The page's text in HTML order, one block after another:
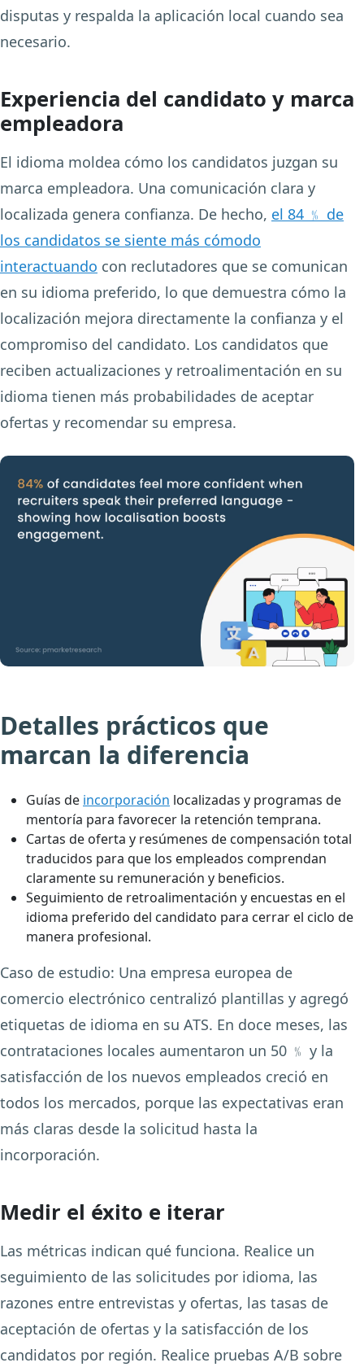
disputas y respalda la aplicación local cuando sea
necesario.
Experiencia del candidato y marca
empleadora
El idioma moldea cómo los candidatos juzgan su
marca empleadora. Una comunicación clara y
localizada genera confianza. De hecho, el 84 ﹪ de
los candidatos se siente más cómodo
interactuando con reclutadores que se comunican
en su idioma preferido, lo que demuestra cómo la
localización mejora directamente la confianza y el
compromiso del candidato. Los candidatos que
reciben actualizaciones y retroalimentación en su
idioma tienen más probabilidades de aceptar
ofertas y recomendar su empresa.
Detalles prácticos que
marcan la diferencia
Guías de incorporación localizadas y programas de
mentoría para favorecer la retención temprana.
Cartas de oferta y resúmenes de compensación total
traducidos para que los empleados comprendan
claramente su remuneración y beneficios.
Seguimiento de retroalimentación y encuestas en el
idioma preferido del candidato para cerrar el ciclo de
manera profesional.
Caso de estudio: Una empresa europea de
comercio electrónico centralizó plantillas y agregó
etiquetas de idioma en su ATS. En doce meses, las
contrataciones locales aumentaron un 50 ﹪ y la
satisfacción de los nuevos empleados creció en
todos los mercados, porque las expectativas eran
más claras desde la solicitud hasta la
incorporación.
Medir el éxito e iterar
Las métricas indican qué funciona. Realice un
seguimiento de las solicitudes por idioma, las
razones entre entrevistas y ofertas, las tasas de
aceptación de ofertas y la satisfacción de los
candidatos por región. Realice pruebas A/B sobre